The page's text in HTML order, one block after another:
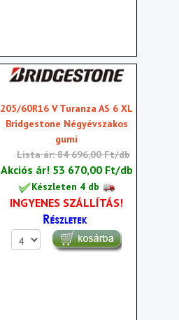
205/60R16 V Turanza AS 6 XL
Bridgestone Négyévszakos
gumi
Lista ár: 84 696,00 Ft/db
Akciós ár! 53 670,00 Ft/db
Készleten 4 db
INGYENES SZÁLLÍTÁS!